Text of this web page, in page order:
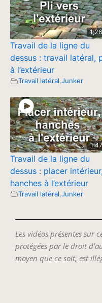
1;26
Travail de la ligne du
dessus : travail latéral,
à l’extérieur
Travail latéral,Junker
1:47
Travail de la ligne du
dessus : placer
hanches à l’extérieur
Travail latéral Junker
Les vidéos présentes sur
protégées par le droit
moyen que ce soit, est